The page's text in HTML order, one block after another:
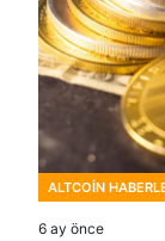
ALTCOIN
6 ay önce